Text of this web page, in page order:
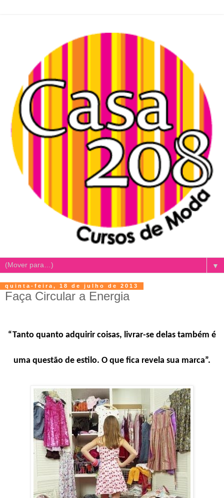
▼
quinta-feira, 18 de julho de 2013
Faça Circular a Energia
“Tanto quanto adquirir coisas, livrar-se delas também é
uma questão de estilo. O que fica revela sua marca”.